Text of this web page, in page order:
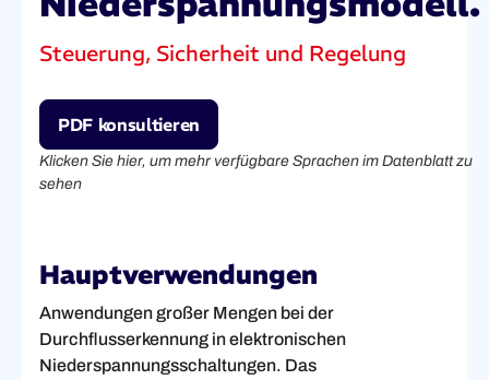
Steuerung, Sicherheit und Regelung
PDF konsultieren
Klicken Sie hier, um mehr verfügbare Sprachen im Datenblatt zu
sehen
Hauptverwendungen
Anwendungen großer Mengen bei der
Durchflusserkennung in elektronischen
Niederspannungsschaltungen. Das